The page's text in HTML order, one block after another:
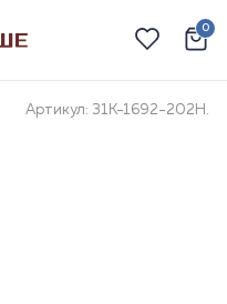
0
Артикул: 31К-1692-202Н.